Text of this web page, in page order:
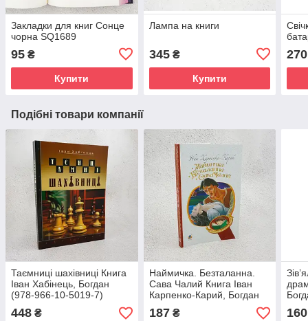
Закладки для книг Сонце
чорна SQ1689
95 ₴
Купити
Лампа на книги
345₴
Купити
270
Подібні товари компанії
Таємниці шахівниці Книга
Іван Хабінець, Богдан
(978-966-10-5019-7)
448 ₴
Наймичка. Безталанна.
Сава Чалий Книга Іван
Карпенко-Карий, Богдан
(978-966-10-6228-2)
187₴
9)
160